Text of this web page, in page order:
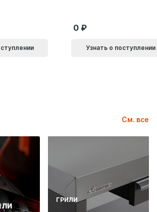
0
Узнать о поступлении
См. все
ГРИЛИ